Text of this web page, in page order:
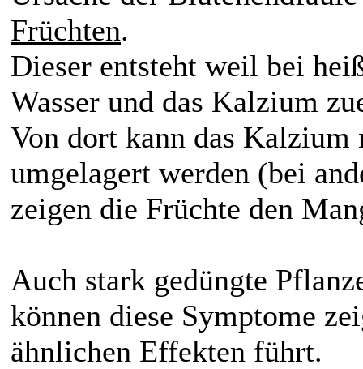
Früchten.
Dieser entsteht weil bei
Wasser und das Kalzium
Von dort kann das
umgelagert werden (bei
zeigen die Früchte den
Auch stark gedüngte
können diese Symptome
ähnlichen Effekten führt.